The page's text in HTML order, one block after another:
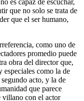
que no solo se trata de
que el ser humano,
como uno de
promedio puede
obra del director que,
especiales como la de
acto, y la de
que parece
villano con el actor